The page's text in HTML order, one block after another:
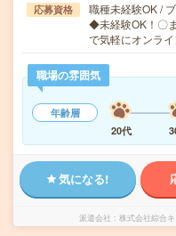
応募資格
職種未経験OK /
◆未経験OK！〇
で気軽にオンラ
職場の雰囲気
年齢層
20代
気になる!
派遣会社 株式会社綜合